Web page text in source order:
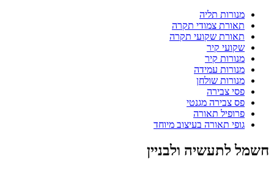
מנורות תליה
תאורת צמודי תקרה
תאורת שקועי תקרה
שקועי קיר
מנורות קיר
מנורות עמידה
מנורות שולחן
פסי צבירה
פס צבירה מגנטי
פרופיל תאורה
גופי תאורה בעיצוב מיוחד
חשמל לתעשיה ולבניין